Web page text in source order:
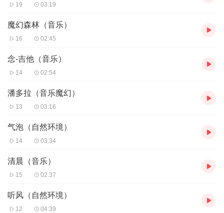
19 03:19
魔幻森林（音乐）
16 02:45
念-吉他（音乐）
14 02:54
潘多拉（音乐魔幻）
13 03:16
气泡（自然环境）
14 03:34
清晨（音乐）
15 02:37
听风（自然环境）
12 04:39